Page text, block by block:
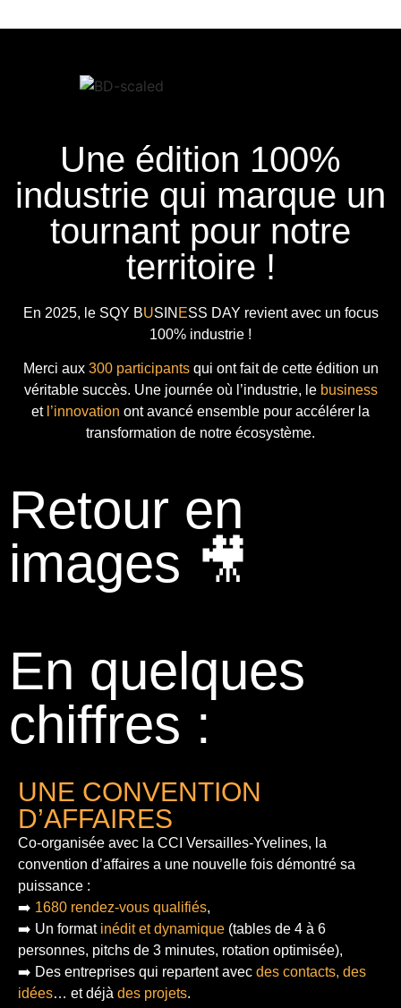
Une édition 100%
industrie qui marque un
tournant pour notre
territoire !
En 2025, le SQY BUSIN ESS DAY revient avec un focus
100% industrie !
Merci aux 300 participantsqui ont fait de cette édition un
véritable succès. Une journée où l’industrie, le business
et l’innovation ont avancé ensemble pour accélérer la
transformation de notre écosystème.
Retour en
images 🎥
En quelques
chiffres :
UNE CONVENTION
D’AFFAIRES
Co-organisée avec la CCI Versailles-Yvelines, la
convention d’affaires a une nouvelle fois démontré sa
puissance :
➡️ 1680 rendez-vous qualifiés,
➡️ Un format inédit et dynamique (tables de 4 à 6
personnes, pitchs de 3 minutes, rotation optimisée),
➡️ Des entreprises qui repartent avec des contacts, des
idées… et déjà des projets.